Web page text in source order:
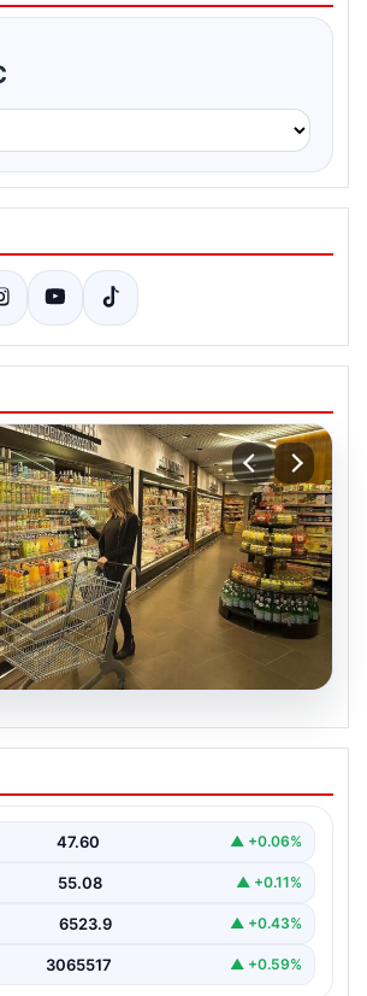
ne zaman
2026 TÜİK mart ayı
47.60 ▲ +0.06%
55.08 ▲ +0.11%
6523.9 ▲ +0.43%
3065517 ▲ +0.59%